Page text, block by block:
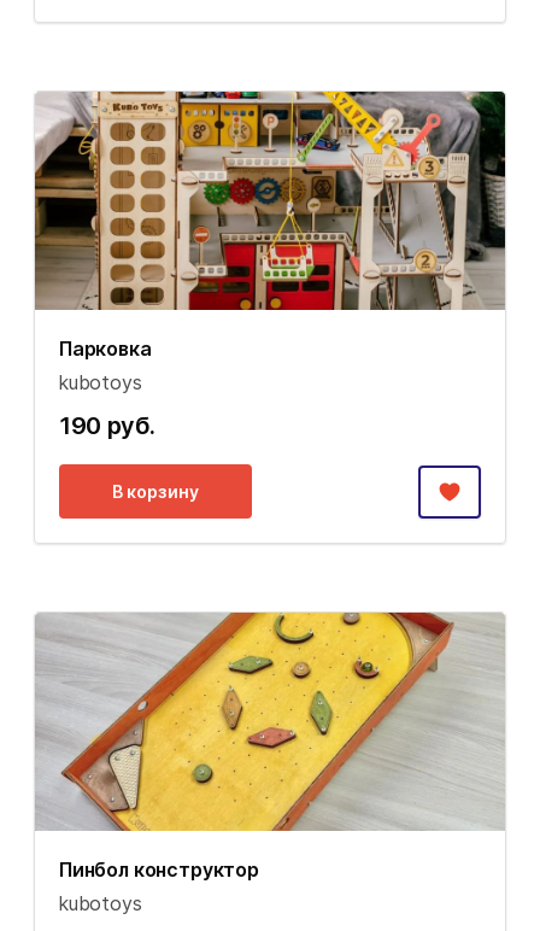
Парковка
kubotoys
190 руб.
В корзину
Пинбол конструктор
kubotoys